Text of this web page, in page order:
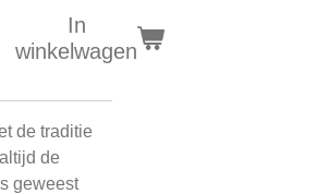
In
winkelwagen
de traditie
de
geweest